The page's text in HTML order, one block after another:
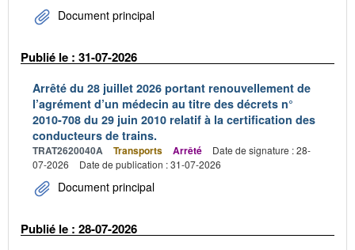
Document principal
Publié le : 31-07-2026
Arrêté du 28 juillet 2026 portant renouvellement de
l’agrément d’un médecin au titre des décrets n°
2010-708 du 29 juin 2010 relatif à la certification des
conducteurs de trains.
TRAT2620040A Transports Arrêté
Date de signature : 28-
07-2026
Date de publication : 31-07-2026
Document principal
Publié le : 28-07-2026